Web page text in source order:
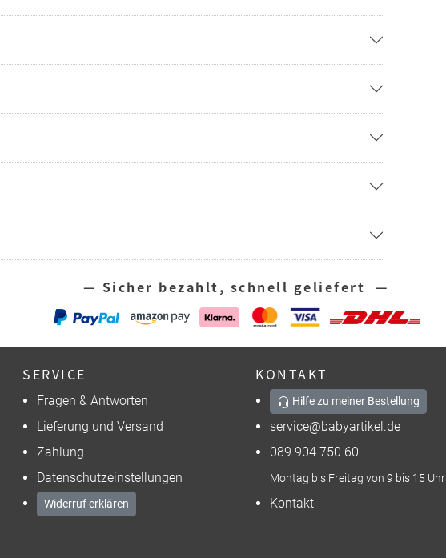
— Sicher bezahlt, schnell geliefert —
SERVICE
Fragen & Antworten
Lieferung und Versand
Zahlung
Datenschutzeinstellungen
Widerruf erklären
KONTAKT
Hilfe zu meiner Bestellung
service@babyartikel.de
089 904 750 60
Montag bis Freitag von 9 bis 15 Uhr
Kontakt